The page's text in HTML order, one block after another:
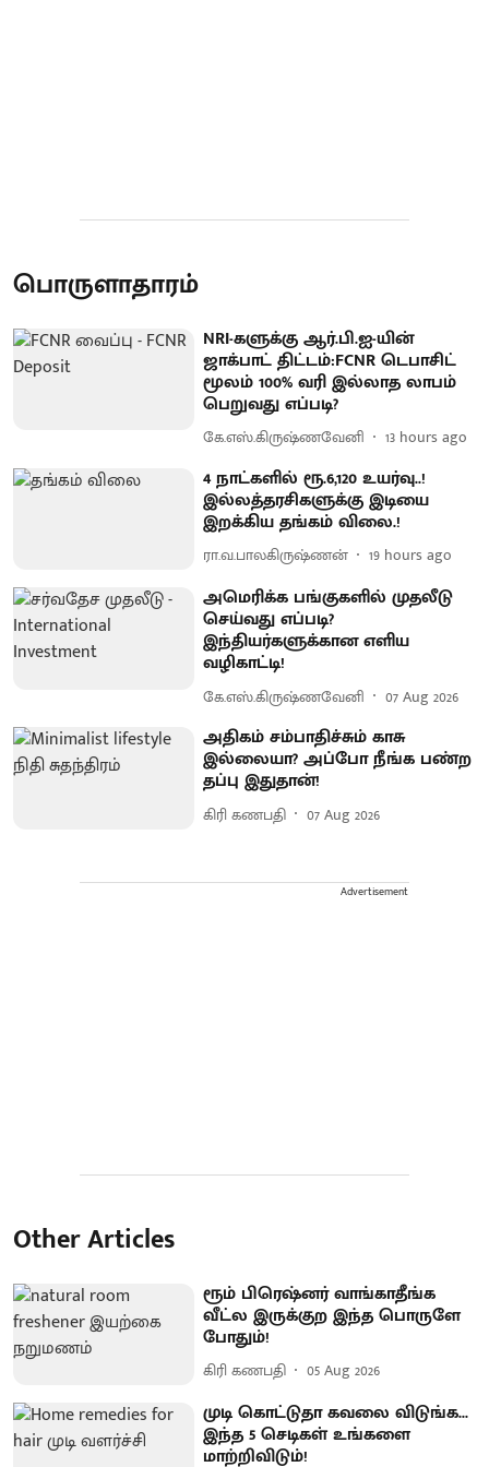
பொருளாதாரம்
NRI-களுக்கு ஆர்.பி.ஐ-யின்
ஜாக்பாட் திட்டம்:FCNR டெபாசிட்
மூலம் 100% வரி இல்லாத லாபம்
பெறுவது எப்படி?
கே.எஸ்.கிருஷ்ணவேனி 13 hours ago
4 நாட்களில் ரூ.6,120 உயர்வு..!
இல்லத்தரசிகளுக்கு இடியை
இறக்கிய தங்கம் விலை.!
ரா.வ.பாலகிருஷ்ணன் 19 hours ago
அமெரிக்க பங்குகளில் முதலீடு
செய்வது எப்படி?
இந்தியர்களுக்கான எளிய
வழிகாட்டி!
கே.எஸ்.கிருஷ்ணவேனி 07 Aug 2026
அதிகம் சம்பாதிச்சும் காசு
இல்லையா? அப்போ நீங்க பண்ற
தப்பு இதுதான்!
கிரி கணபதி 07 Aug 2026
Advertisement
Other Articles
ரூம் பிரெஷ்னர் வாங்காதீங்க
வீட்ல இருக்குற இந்த பொருளே
போதும்!
கிரி கணபதி 05 Aug 2026
முடி கொட்டுதா கவலை விடுங்க...
இந்த 5 செடிகள் உங்களை
மாற்றிவிடும்!